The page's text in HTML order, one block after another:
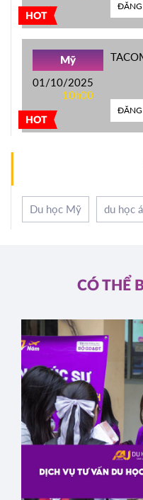
HOT
ĐĂNG
HOT
Mỹ
01/10/2025
10h00
ĐĂNG
Du học Mỹ du học
CÓ THỂ